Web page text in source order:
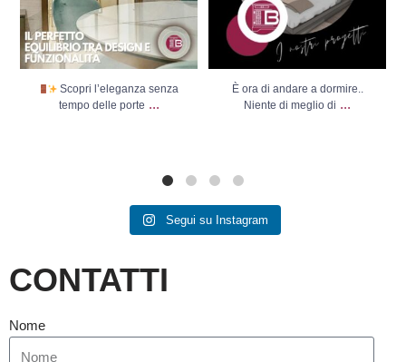
Scopri l’eleganza senza
tempo delle porte ...
È ora di andare a dormire..
Niente di meglio di ...
Segui su Instagram
CONTATTI
Nome